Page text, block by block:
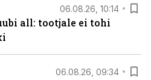
06.08.26, 10:14
all: tootjale ei tohi
06.08.26, 09:34